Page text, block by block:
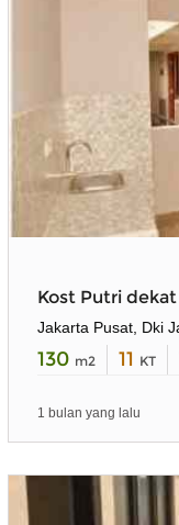
Kost Putri
Jakarta Pusat, Dki
130 m2 11 KT
1 bulan yang lalu